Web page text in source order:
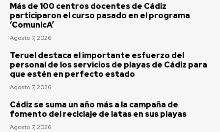
El coro de Julio Pardo anuncia el nombre para el
COAC 2027
Agosto 7, 2026
EEUU vuelve a atacar al Gobierno español por la
crisis de Ceuta
Agosto 7, 2026
Más de 100 centros docentes de Cádiz
participaron el curso pasado en el programa
Agosto 7, 2026
Teruel destaca el importante esfuerzo del
Más de 100 centros docentes de Cádiz
participaron el curso pasado en el programa
‘ComunicA’
Agosto 7, 2026
Teruel destaca el importante esfuerzo del
personal de los servicios de playas de Cádiz para
que estén en perfecto estado
Agosto 7, 2026
Cádiz se suma un año más a la campaña de
fomento del reciclaje de latas en sus playas
Agosto 7, 2026